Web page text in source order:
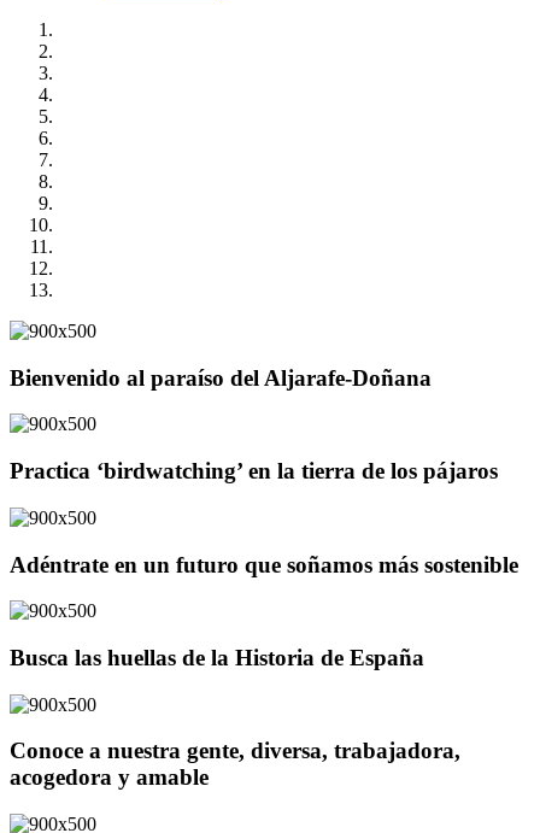
Bienvenido al paraíso del Aljarafe-Doñana
Practica ‘birdwatching’ en la tierra de los pájaros
Adéntrate en un futuro que soñamos más sostenible
Busca las huellas de la Historia de España
Conoce a nuestra gente, diversa, trabajadora,
acogedora y amable